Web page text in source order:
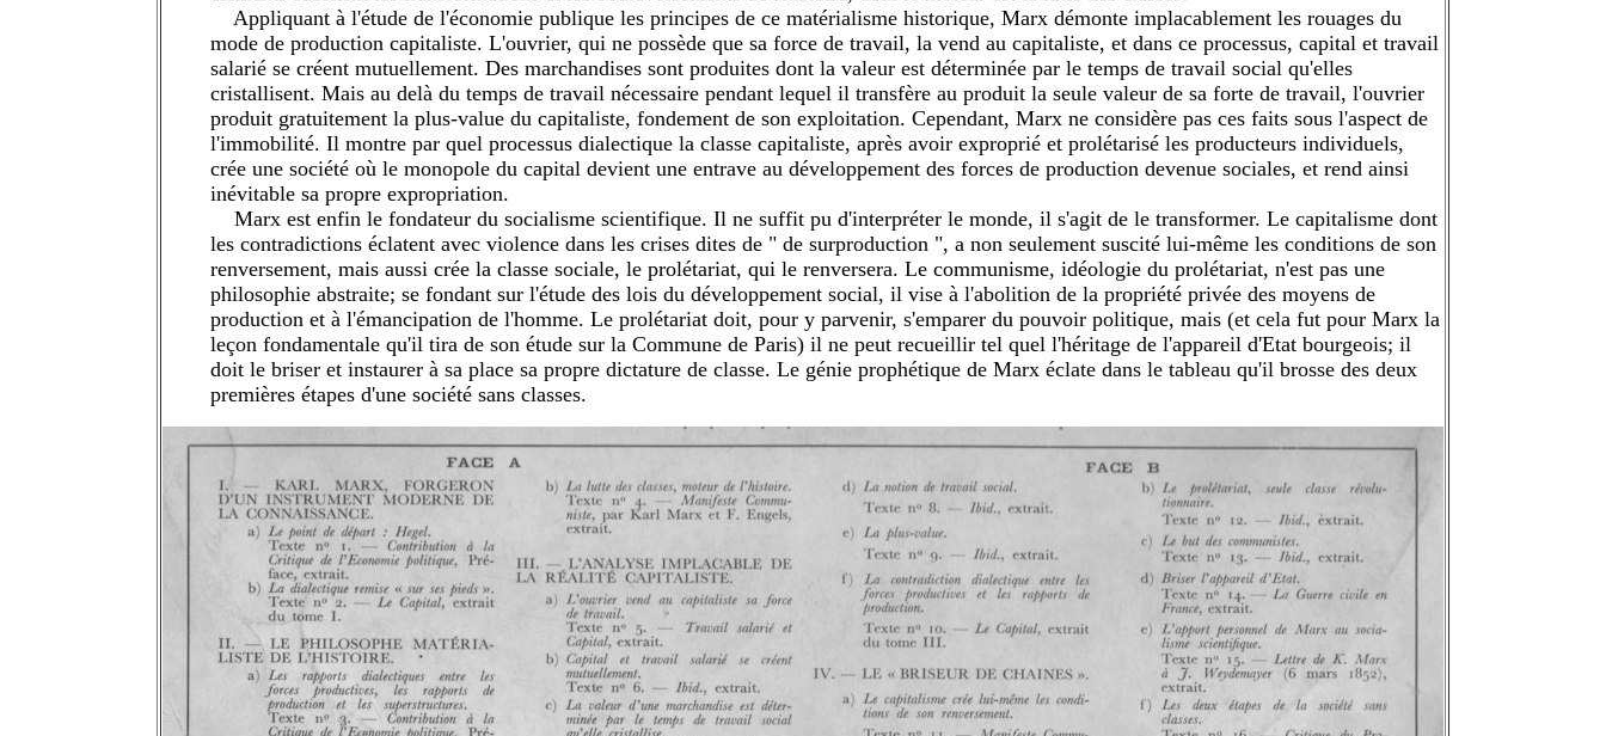
Appliquant à l'étude de l'économie publique les principes de ce matérialisme historique, Marx démonte implacablement les rouages du
mode de production capitaliste. L'ouvrier, qui ne possède que sa force de travail, la vend au capitaliste, et dans ce processus, capital et travail
salarié se créent mutuellement. Des marchandises sont produites dont la valeur est déterminée par le temps de travail social qu'elles
cristallisent. Mais au delà du temps de travail nécessaire pendant lequel il transfère au produit la seule valeur de sa forte de travail, l'ouvrier
produit gratuitement la plus-value du capitaliste, fondement de son exploitation. Cependant, Marx ne considère pas ces faits sous l'aspect de
l'immobilité. Il montre par quel processus dialectique la classe capitaliste, après avoir exproprié et prolétarisé les producteurs individuels,
crée une société où le monopole du capital devient une entrave au développement des forces de production devenue sociales, et rend ainsi
inévitable sa propre expropriation.
Marx est enfin le fondateur du socialisme scientifique. Il ne suffit pu d'interpréter le monde, il s'agit de le transformer. Le capitalisme dont
les contradictions éclatent avec violence dans les crises dites de " de surproduction ", a non seulement suscité lui-même les conditions de son
renversement, mais aussi crée la classe sociale, le prolétariat, qui le renversera. Le communisme, idéologie du prolétariat, n'est pas une
philosophie abstraite; se fondant sur l'étude des lois du développement social, il vise à l'abolition de la propriété privée des moyens de
production et à l'émancipation de l'homme. Le prolétariat doit, pour y parvenir, s'emparer du pouvoir politique, mais (et cela fut pour Marx la
leçon fondamentale qu'il tira de son étude sur la Commune de Paris) il ne peut recueillir tel quel l'héritage de l'appareil d'Etat bourgeois; il
doit le briser et instaurer à sa place sa propre dictature de classe. Le génie prophétique de Marx éclate dans le tableau qu'il brosse des deux
premières étapes d'une société sans classes.